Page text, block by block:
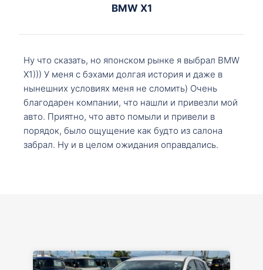
BMW X1
Ну что сказать, но японском рынке я выбрал BMW
X1))) У меня с бэхами долгая история и даже в
нынешних условиях меня не сломить) Очень
благодарен компании, что нашли и привезли мой
авто. Приятно, что авто помыли и привели в
порядок, было ощущение как будто из салона
забрал. Ну и в целом ожидания оправдались.